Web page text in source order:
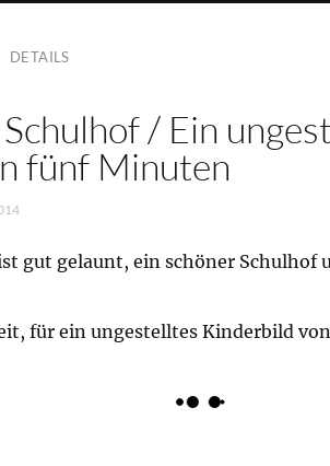
DETAILS
/ Ein
fünf Minuten
gut gelaunt, ein schöner Schulhof
für ein ungestelltes Kinderbild